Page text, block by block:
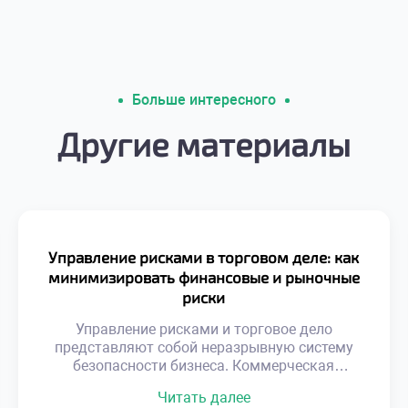
Больше интересного
Другие материалы
Управление рисками в торговом деле: как
минимизировать финансовые и рыночные
риски
Управление рисками и торговое дело
представляют собой неразрывную систему
безопасности бизнеса. Коммерческая
неопределенностью внешних факторов.
Читать далее